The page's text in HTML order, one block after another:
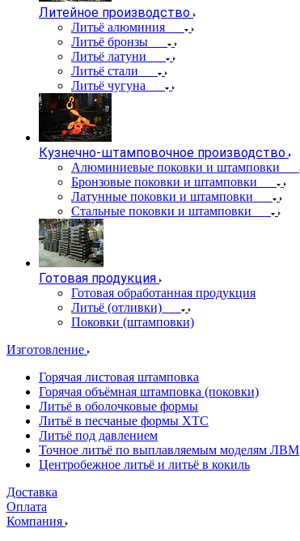
Литейное производство
Литьё алюминия
Литьё бронзы
Литьё латуни
Литьё стали
Литьё чугуна
Кузнечно-штамповочное производство
Алюминиевые поковки и штамповки
Бронзовые поковки и штамповки
Латунные поковки и штамповки
Стальные поковки и штамповки
Готовая продукция
Готовая обработанная продукция
Литьё (отливки)
Поковки (штамповки)
Изготовление
Горячая листовая штамповка
Горячая объёмная штамповка (поковки)
Литьё в оболочковые формы
Литьё в песчаные формы ХТС
Литьё под давлением
Точное литьё по выплавляемым моделям ЛВМ
Центробежное литьё и литьё в кокиль
Доставка
Оплата
Компания